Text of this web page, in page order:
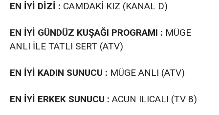
EN İYİ DİZİ : CAMDAKİ KIZ (KANAL D)
EN İYİ GÜNDÜZ KUŞAĞI PROGRAMI : MÜGE
ANLI İLE TATLI SERT (ATV)
EN İYİ KADIN SUNUCU : MÜGE ANLI (ATV)
EN İYİ ERKEK SUNUCU : ACUN ILICALI (TV 8)